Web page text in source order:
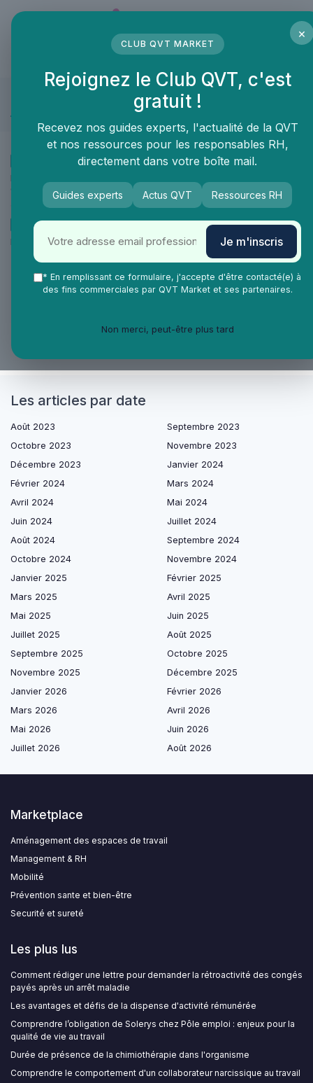
12/06/2025
cynisme est une bonne idée)
Interview •
Interview de Noémie Guerrin : Santé mentale grande cause nationale
- et le travail dans tout ça ?
Les articles par date
Août 2023
Septembre 2023
Octobre 2023
Novembre 2023
Décembre 2023
Janvier 2024
Février 2024
Mars 2024
Avril 2024
Mai 2024
Juin 2024
Juillet 2024
Août 2024
Septembre 2024
Octobre 2024
Novembre 2024
Janvier 2025
Février 2025
Mars 2025
Avril 2025
Mai 2025
Juin 2025
Juillet 2025
Août 2025
Septembre 2025
Octobre 2025
Novembre 2025
Décembre 2025
Janvier 2026
Février 2026
Mars 2026
Avril 2026
Mai 2026
Juin 2026
Juillet 2026
Août 2026
Marketplace
Aménagement des espaces de travail
Management & RH
Mobilité
Prévention sante et bien-être
Securité et sureté
Les plus lus
Comment rédiger une lettre pour demander la rétroactivité des congés
payés après un arrêt maladie
Les avantages et défis de la dispense d'activité rémunérée
Comprendre l’obligation de Solerys chez Pôle emploi : enjeux pour la
qualité de vie au travail
Durée de présence de la chimiothérapie dans l'organisme
Comprendre le comportement d'un collaborateur narcissique au travail
×
CLUB QVT MARKET
Rejoignez le Club QVT, c'est
gratuit !
Recevez nos guides experts, l'actualité de la QVT
et nos ressources pour les responsables RH,
directement dans votre boîte mail.
Guides experts Actus QVT Ressources RH
Je m'inscris
* En remplissant ce formulaire, j'accepte d'être contacté(e) à
des fins commerciales par QVT Market et ses partenaires.
Non merci, peut-être plus tard
Panneau de gestion des cookies